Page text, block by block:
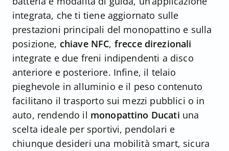
integrata, che ti tiene aggiornato sulle
prestazioni principali del monopattino e sulla
posizione, chiave NFC, frecce direzionali
integrate e due freni indipendenti a disco
anteriore e posteriore. Infine, il telaio
pieghevole in alluminio e il peso contenuto
facilitano il trasporto sui mezzi pubblici o in
auto, rendendo il monopattino Ducati una
scelta ideale per sportivi, pendolari e
chiunque desideri una mobilità smart, sicura